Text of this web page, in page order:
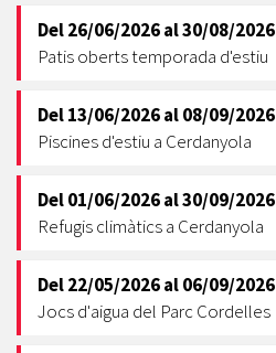
Del26/06/2026al30/08/2026
Patis oberts temporada d'estiu
Del13/06/2026al08/09/2026
Piscines d'estiu a Cerdanyola
Del01/06/2026al30/09/2026
Refugis climàtics a Cerdanyola
Del22/05/2026al06/09/2026
Jocs d'aigua del Parc Cordelles